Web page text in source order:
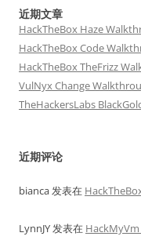
近期文章
HackTheBox Haze
HackTheBox Code
HackTheBox TheFrizz
VulNyx Change
TheHackersLabs
近期评论
bianca发表在
LynnJY发表在